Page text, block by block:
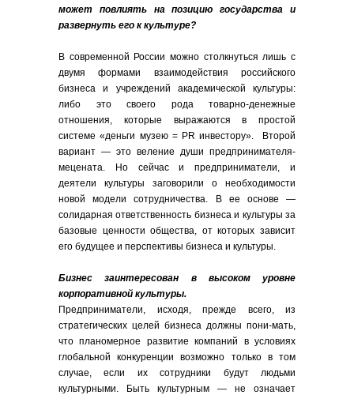
может повлиять на позицию государства и
развернуть его к культуре?
В современной России можно столкнуться лишь с
двумя формами взаимодействия российского
бизнеса и учреждений академической культуры:
либо это своего рода товарно-денежные
отношения, которые выражаются в простой
системе «деньги музею = PR инвестору». Второй
вариант — это веление души предпринимателя-
мецената. Но сейчас и предприниматели, и
деятели культуры заговорили о необходимости
новой модели сотрудничества. В ее основе —
солидарная ответственность бизнеса и культуры за
базовые ценности общества, от которых зависит
его будущее и перспективы бизнеса и культуры.
Бизнес заинтересован в высоком уровне
корпоративной культуры.
Предприниматели, исходя, прежде всего, из
стратегических целей бизнеса должны пони-мать,
что планомерное развитие компаний в условиях
глобальной конкуренции возможно только в том
случае, если их сотрудники будут людьми
культурными. Быть культурным — не означает